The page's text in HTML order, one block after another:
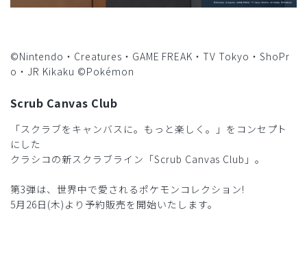
©Nintendo・Creatures・GAME FREAK・TV Tokyo・ShoPr
o・JR Kikaku ©Pokémon
Scrub Canvas Club
「スクラブをキャンバスに。もっと楽しく。」をコンセプト
にした
クラシコの新スクラブライン「Scrub Canvas Club」。
第3弾は、世界中で愛されるポケモンコレクション!
5月26日(木)より予約販売を開始いたします。